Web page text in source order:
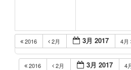
2016 2月 3月 2017 4月
2016 2月 3月 2017 4